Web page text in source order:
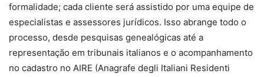
formalidade; cada cliente será assistido por uma equipe de
especialistas e assessores jurídicos. Isso abrange todo o
processo, desde pesquisas genealógicas até a
representação em tribunais italianos e o acompanhamento
no cadastro no AIRE (Anagrafe degli Italiani Residenti